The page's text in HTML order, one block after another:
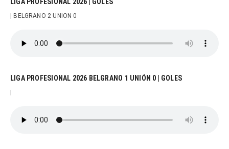
| BELGRANO 2 UNION 0
LIGA PROFESIONAL 2026 BELGRANO 1 UNIÓN 0 | GOLES